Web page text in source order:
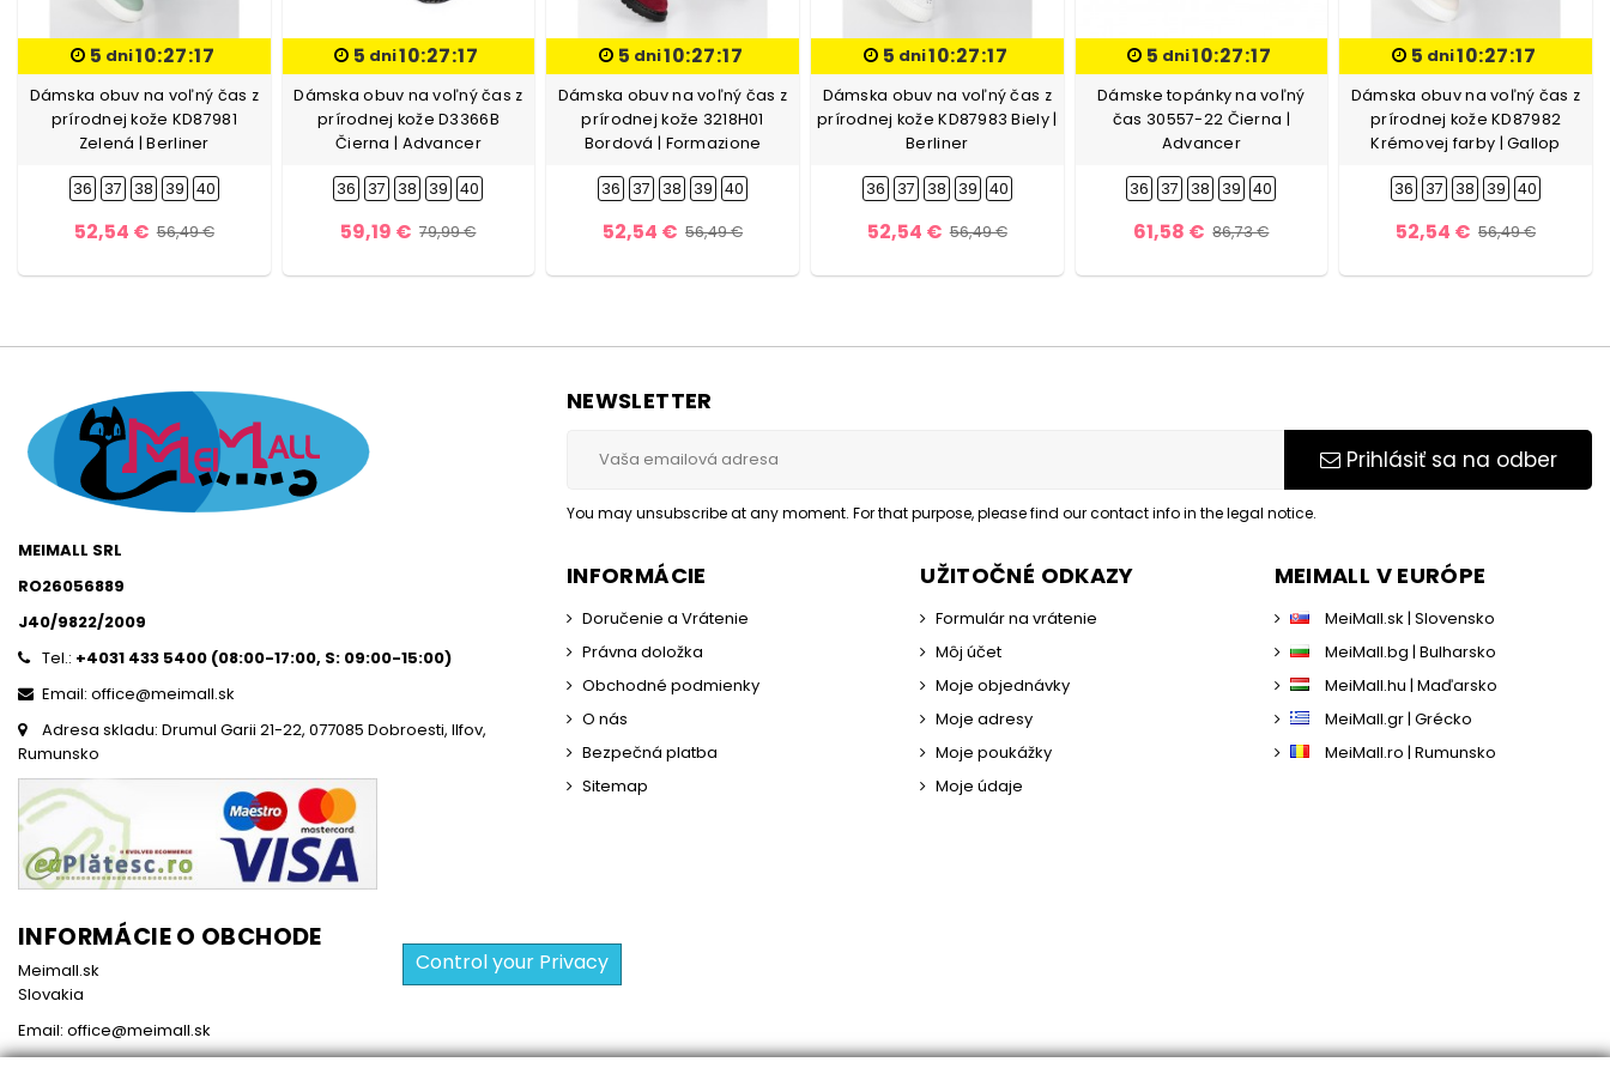
5 dni10:27:16
Dámska obuv na voľný čas z
prírodnej kože KD87981
Zelená | Berliner
36 37 38 39 40
52,54 € 56,49 €
5 dni10:27:16
Dámska obuv na voľný čas z
prírodnej kože D3366B
Čierna | Advancer
36 37 38 39 40
59,19 € 79,99 €
5 dni10:27:16
Dámska obuv na voľný čas z
prírodnej kože 3218H01
Bordová | Formazione
36 37 38 39 40
52,54 € 56,49 €
5 dni10:27:16
Dámska obuv na voľný čas z
prírodnej kože KD87983 Biely |
Berliner
36 37 38 39 40
52,54 € 56,49 €
5 dni10:27:16
Dámske topánky na voľný
čas 30557-22 Čierna |
Advancer
36 37 38 39 40
61,58 € 86,73 €
5 dni10:27:16
Dámska obuv na voľný čas z
prírodnej kože KD87982
Krémovej farby | Gallop
36 37 38 39 40
52,54 € 56,49 €
MEIMALL SRL
RO26056889
J40/9822/2009
Tel.: +4031 433 5400 (08:00-17:00, S: 09:00-15:00)
Email: office@meimall.sk
Adresa skladu: Drumul Garii 21-22, 077085 Dobroesti, Ilfov,
Rumunsko
NEWSLETTER
Prihlásiť sa na odber
You may unsubscribe at any moment. For that purpose, please find our contact info in the legal notice.
INFORMÁCIE
Doručenie a Vrátenie
Právna doložka
Obchodné podmienky
O nás
Bezpečná platba
Sitemap
UŽITOČNÉ ODKAZY
Formulár na vrátenie
Môj účet
Moje objednávky
Moje adresy
Moje poukážky
Moje údaje
MEIMALL V EURÓPE
MeiMall.sk | Slovensko
MeiMall.bg | Bulharsko
MeiMall.hu | Maďarsko
MeiMall.gr | Grécko
MeiMall.ro | Rumunsko
INFORMÁCIE O OBCHODE
Meimall.sk
Slovakia
Email: office@meimall.sk
Control your Privacy